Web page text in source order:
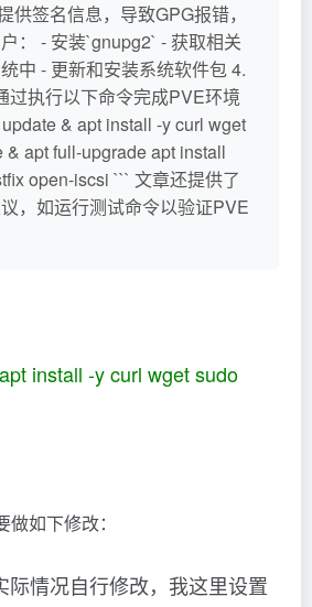
供签名信息，导致GPG报错，
： - 安装`gnupg2` - 获取相关
中 - 更新和安装系统软件包 4.
过执行以下命令完成PVE环境
& apt install -y curl wget
& apt full-upgrade apt install
open-iscsi ``` 文章还提供了
，如运行测试命令以验证PVE
install -y curl wget sudo
如下修改：
际情况自行修改，我这里设置